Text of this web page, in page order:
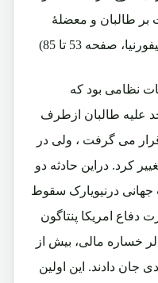
طالبان و معضلۀ
نظامی بود که
ملل متحد علیه طالبان ازطرف
می گرفت ، ولی در
2001 اوضاع تغییر کرد. دراین حادثه دو
درنیویارک سقوط
امریکا پنتاگون
خساره مالی، بیش از
جان دادند. این اولین